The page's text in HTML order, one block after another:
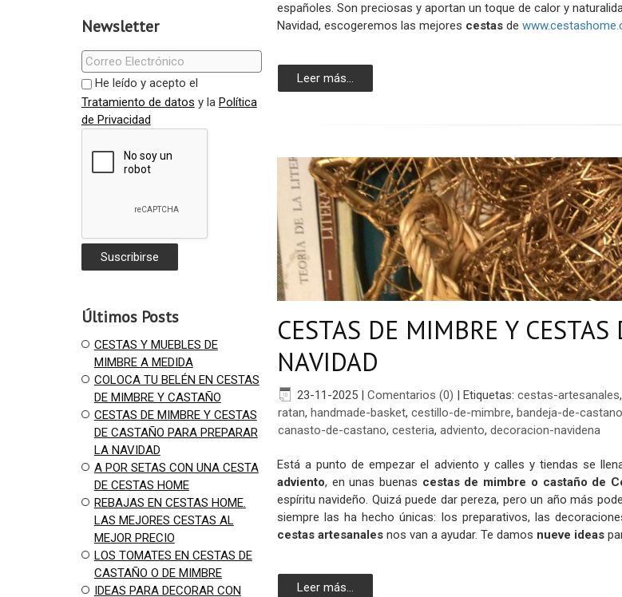
Newsletter
He leído y acepto el
Tratamiento de datos y la Política
de Privacidad
Últimos Posts
CESTAS Y MUEBLES DE
MIMBRE A MEDIDA
COLOCA TU BELÉN EN CESTAS
DE MIMBRE Y CASTAÑO
CESTAS DE MIMBRE Y CESTAS
DE CASTAÑO PARA PREPARAR
LA NAVIDAD
A POR SETAS CON UNA CESTA
DE CESTAS HOME
REBAJAS EN CESTAS HOME.
LAS MEJORES CESTAS AL
MEJOR PRECIO
LOS TOMATES EN CESTAS DE
CASTAÑO O DE MIMBRE
IDEAS PARA DECORAR CON
españoles. Son preciosas y aportan un toque de calor y
Navidad, escogeremos las mejores cestasde
Leer más...
CESTAS DE MIMBRE Y
NAVIDAD
23-11-2025| Comentarios (0) | Etiquetas: cestas-artesanales,
ratan, handmade-basket, cestillo-de-mimbre, bandeja-de-castano
canasto-de-castano, cesteria, adviento, decoracion-navidena
Está a punto de empezar el adviento y calles y tiendas se
adviento, en unas buenas cestas de mimbre o castaño de
espíritu navideño. Quizá puede dar pereza, pero un año más
siempre las ha hecho únicas: los preparativos, las
cestas artesanalesnos van a ayudar. Te damos nueve ideas
Leer más...